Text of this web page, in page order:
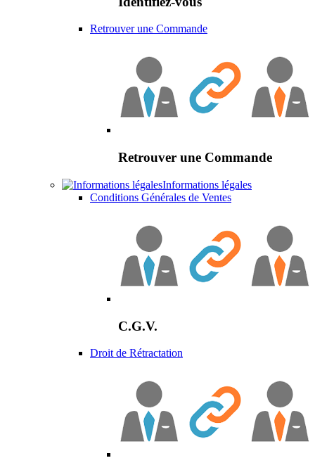
Retrouver une Commande
Retrouver une Commande
Informations légales
Conditions Générales de Ventes
C.G.V.
Droit de Rétractation